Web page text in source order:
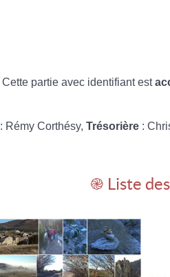
Cette partie avec identifiant est
: Rémy Corthésy, Trésorière :
֎ Liste